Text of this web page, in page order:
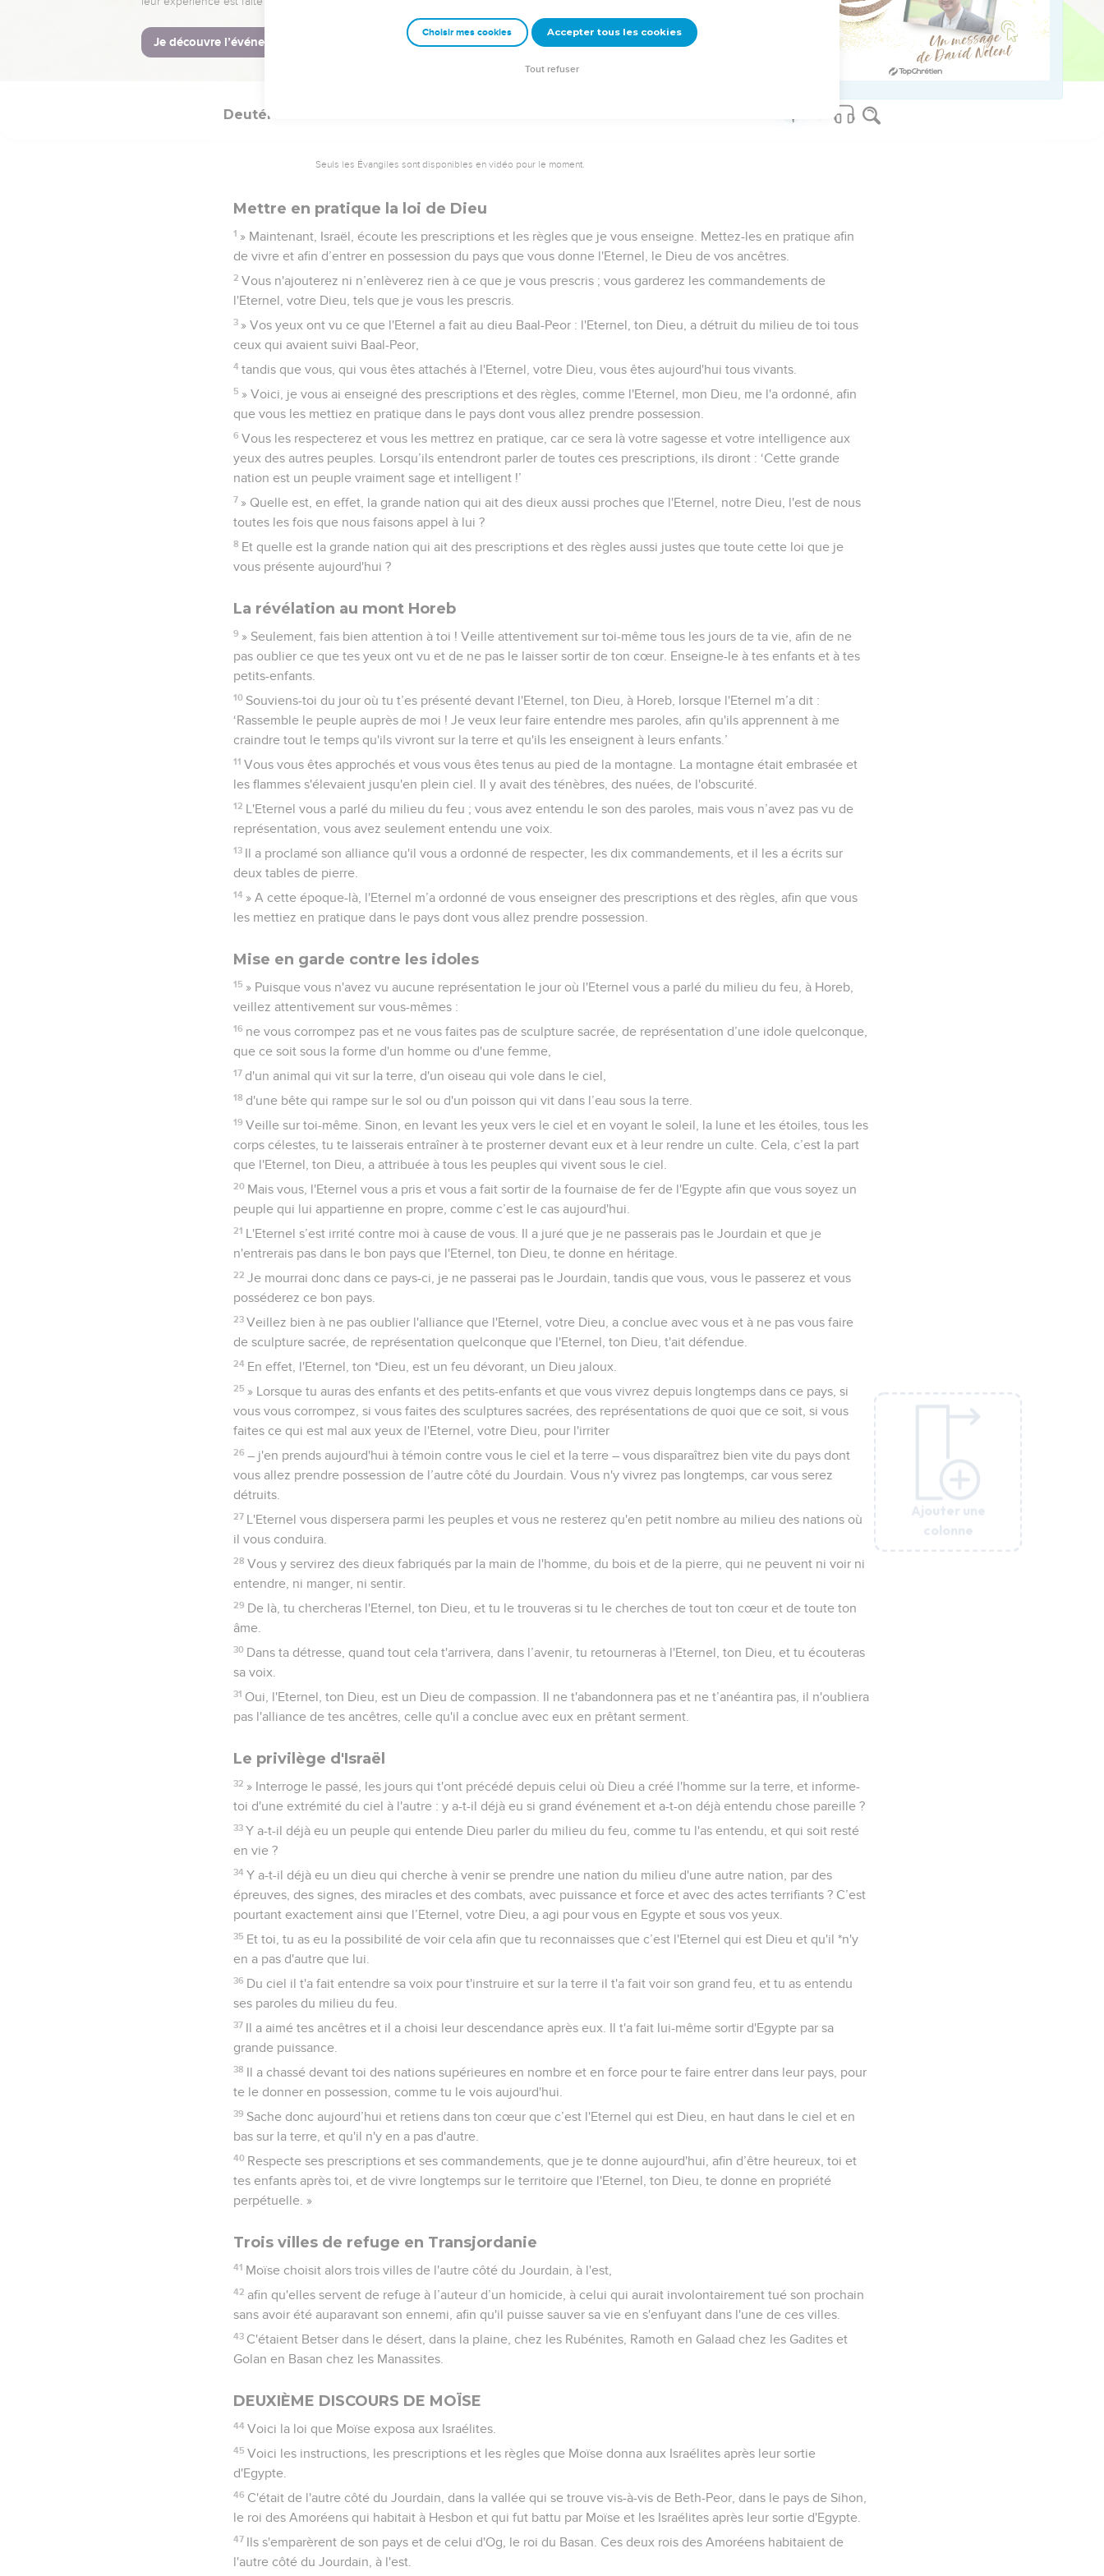
Donne des ordres à Josué, fortifie-le et affermis-le, car c'est lui qui marchera devant ce peuple et qui le
mettra en possession du pays que tu verras.’
» Nous sommes restés dans la vallée vis-à-vis de Beth-Peor.
Ajouter une
colonne
Deutéronome
Seuls les Évangiles sont disponibles en vidéo pour le moment.
Mettre en pratique la loi de Dieu
1 » Maintenant, Israël, écoute les prescriptions et les règles que je vous enseigne. Mettez-les en pratique afin
de vivre et afin d’entrer en possession du pays que vous donne l'Eternel, le Dieu de vos ancêtres.
2 Vous n'ajouterez ni n’enlèverez rien à ce que je vous prescris ; vous garderez les commandements de
l'Eternel, votre Dieu, tels que je vous les prescris.
3 » Vos yeux ont vu ce que l'Eternel a fait au dieu Baal-Peor : l'Eternel, ton Dieu, a détruit du milieu de toi tous
ceux qui avaient suivi Baal-Peor,
4 tandis que vous, qui vous êtes attachés à l'Eternel, votre Dieu, vous êtes aujourd'hui tous vivants.
5 » Voici, je vous ai enseigné des prescriptions et des règles, comme l'Eternel, mon Dieu, me l'a ordonné, afin
que vous les mettiez en pratique dans le pays dont vous allez prendre possession.
6 Vous les respecterez et vous les mettrez en pratique, car ce sera là votre sagesse et votre intelligence aux
yeux des autres peuples. Lorsqu’ils entendront parler de toutes ces prescriptions, ils diront : ‘Cette grande
nation est un peuple vraiment sage et intelligent !’
7 » Quelle est, en effet, la grande nation qui ait des dieux aussi proches que l'Eternel, notre Dieu, l'est de nous
toutes les fois que nous faisons appel à lui ?
8 Et quelle est la grande nation qui ait des prescriptions et des règles aussi justes que toute cette loi que je
vous présente aujourd'hui ?
La révélation au mont Horeb
9 » Seulement, fais bien attention à toi ! Veille attentivement sur toi-même tous les jours de ta vie, afin de ne
pas oublier ce que tes yeux ont vu et de ne pas le laisser sortir de ton cœur. Enseigne-le à tes enfants et à tes
petits-enfants.
10 Souviens-toi du jour où tu t’es présenté devant l'Eternel, ton Dieu, à Horeb, lorsque l'Eternel m’a dit :
‘Rassemble le peuple auprès de moi ! Je veux leur faire entendre mes paroles, afin qu'ils apprennent à me
craindre tout le temps qu'ils vivront sur la terre et qu'ils les enseignent à leurs enfants.’
11 Vous vous êtes approchés et vous vous êtes tenus au pied de la montagne. La montagne était embrasée et
les flammes s'élevaient jusqu'en plein ciel. Il y avait des ténèbres, des nuées, de l'obscurité.
12 L'Eternel vous a parlé du milieu du feu ; vous avez entendu le son des paroles, mais vous n’avez pas vu de
représentation, vous avez seulement entendu une voix.
13 Il a proclamé son alliance qu'il vous a ordonné de respecter, les dix commandements, et il les a écrits sur
deux tables de pierre.
14 » A cette époque-là, l'Eternel m’a ordonné de vous enseigner des prescriptions et des règles, afin que vous
les mettiez en pratique dans le pays dont vous allez prendre possession.
Mise en garde contre les idoles
15 » Puisque vous n'avez vu aucune représentation le jour où l'Eternel vous a parlé du milieu du feu, à Horeb,
veillez attentivement sur vous-mêmes :
16 ne vous corrompez pas et ne vous faites pas de sculpture sacrée, de représentation d’une idole quelconque,
que ce soit sous la forme d'un homme ou d'une femme,
17 d'un animal qui vit sur la terre, d'un oiseau qui vole dans le ciel,
18 d'une bête qui rampe sur le sol ou d'un poisson qui vit dans l’eau sous la terre.
19 Veille sur toi-même. Sinon, en levant les yeux vers le ciel et en voyant le soleil, la lune et les étoiles, tous les
corps célestes, tu te laisserais entraîner à te prosterner devant eux et à leur rendre un culte. Cela, c’est la part
que l'Eternel, ton Dieu, a attribuée à tous les peuples qui vivent sous le ciel.
20 Mais vous, l'Eternel vous a pris et vous a fait sortir de la fournaise de fer de l'Egypte afin que vous soyez un
peuple qui lui appartienne en propre, comme c’est le cas aujourd'hui.
21 L'Eternel s’est irrité contre moi à cause de vous. Il a juré que je ne passerais pas le Jourdain et que je
n'entrerais pas dans le bon pays que l'Eternel, ton Dieu, te donne en héritage.
22 Je mourrai donc dans ce pays-ci, je ne passerai pas le Jourdain, tandis que vous, vous le passerez et vous
posséderez ce bon pays.
23 Veillez bien à ne pas oublier l'alliance que l'Eternel, votre Dieu, a conclue avec vous et à ne pas vous faire
de sculpture sacrée, de représentation quelconque que l'Eternel, ton Dieu, t'ait défendue.
24 En effet, l'Eternel, ton *Dieu, est un feu dévorant, un Dieu jaloux.
25 » Lorsque tu auras des enfants et des petits-enfants et que vous vivrez depuis longtemps dans ce pays, si
vous vous corrompez, si vous faites des sculptures sacrées, des représentations de quoi que ce soit, si vous
faites ce qui est mal aux yeux de l'Eternel, votre Dieu, pour l'irriter
26 – j'en prends aujourd'hui à témoin contre vous le ciel et la terre – vous disparaîtrez bien vite du pays dont
vous allez prendre possession de l’autre côté du Jourdain. Vous n'y vivrez pas longtemps, car vous serez
détruits.
27 L'Eternel vous dispersera parmi les peuples et vous ne resterez qu'en petit nombre au milieu des nations où
il vous conduira.
28 Vous y servirez des dieux fabriqués par la main de l'homme, du bois et de la pierre, qui ne peuvent ni voir ni
entendre, ni manger, ni sentir.
29 De là, tu chercheras l'Eternel, ton Dieu, et tu le trouveras si tu le cherches de tout ton cœur et de toute ton
âme.
30 Dans ta détresse, quand tout cela t'arrivera, dans l’avenir, tu retourneras à l'Eternel, ton Dieu, et tu écouteras
sa voix.
31 Oui, l'Eternel, ton Dieu, est un Dieu de compassion. Il ne t'abandonnera pas et ne t’anéantira pas, il n'oubliera
pas l'alliance de tes ancêtres, celle qu'il a conclue avec eux en prêtant serment.
Le privilège d'Israël
32 » Interroge le passé, les jours qui t'ont précédé depuis celui où Dieu a créé l'homme sur la terre, et informe-
toi d'une extrémité du ciel à l'autre : y a-t-il déjà eu si grand événement et a-t-on déjà entendu chose pareille ?
33 Y a-t-il déjà eu un peuple qui entende Dieu parler du milieu du feu, comme tu l'as entendu, et qui soit resté
en vie ?
34 Y a-t-il déjà eu un dieu qui cherche à venir se prendre une nation du milieu d'une autre nation, par des
épreuves, des signes, des miracles et des combats, avec puissance et force et avec des actes terrifiants ? C’est
pourtant exactement ainsi que l’Eternel, votre Dieu, a agi pour vous en Egypte et sous vos yeux.
35 Et toi, tu as eu la possibilité de voir cela afin que tu reconnaisses que c’est l'Eternel qui est Dieu et qu'il *n'y
en a pas d'autre que lui.
36 Du ciel il t'a fait entendre sa voix pour t'instruire et sur la terre il t'a fait voir son grand feu, et tu as entendu
ses paroles du milieu du feu.
37 Il a aimé tes ancêtres et il a choisi leur descendance après eux. Il t'a fait lui-même sortir d'Egypte par sa
grande puissance.
38 Il a chassé devant toi des nations supérieures en nombre et en force pour te faire entrer dans leur pays, pour
te le donner en possession, comme tu le vois aujourd'hui.
39 Sache donc aujourd’hui et retiens dans ton cœur que c’est l'Eternel qui est Dieu, en haut dans le ciel et en
bas sur la terre, et qu'il n'y en a pas d'autre.
40 Respecte ses prescriptions et ses commandements, que je te donne aujourd'hui, afin d’être heureux, toi et
tes enfants après toi, et de vivre longtemps sur le territoire que l'Eternel, ton Dieu, te donne en propriété
perpétuelle. »
Trois villes de refuge en Transjordanie
41 Moïse choisit alors trois villes de l'autre côté du Jourdain, à l'est,
42 afin qu'elles servent de refuge à l’auteur d’un homicide, à celui qui aurait involontairement tué son prochain
sans avoir été auparavant son ennemi, afin qu'il puisse sauver sa vie en s'enfuyant dans l'une de ces villes.
43 C'étaient Betser dans le désert, dans la plaine, chez les Rubénites, Ramoth en Galaad chez les Gadites et
Golan en Basan chez les Manassites.
DEUXIÈME DISCOURS DE MOÏSE
44 Voici la loi que Moïse exposa aux Israélites.
45 Voici les instructions, les prescriptions et les règles que Moïse donna aux Israélites après leur sortie
d'Egypte.
46 C'était de l'autre côté du Jourdain, dans la vallée qui se trouve vis-à-vis de Beth-Peor, dans le pays de Sihon,
le roi des Amoréens qui habitait à Hesbon et qui fut battu par Moïse et les Israélites après leur sortie d'Egypte.
47 Ils s'emparèrent de son pays et de celui d'Og, le roi du Basan. Ces deux rois des Amoréens habitaient de
l'autre côté du Jourdain, à l'est.
Ajouter une
colonne
Ajouter une
colonne
Ajouter une
colonne
Ajouter une
colonne
Ajouter une
colonne
Choisir mes cookies Accepter tous les cookies
Tout refuser